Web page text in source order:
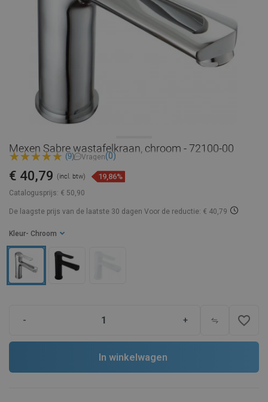
Mexen Sabre wastafelkraan, chroom - 72100-00
(9) Vragen(0)
Catalogusprijs: € 50,90
€ 40,79 (incl. btw) 19,86%
De laagste prijs van de laatste 30 dagen Voor de reductie: € 40,79
Kleur - Chroom
- + favorite_border
In winkelwagen